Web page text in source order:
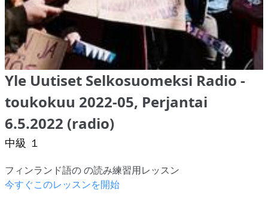
Yle Uutiset Selkosuomeksi Radio -
toukokuu 2022-05, Perjantai
6.5.2022 (radio)
中級 １
フィンランド語の の読み練習用レッスン
今すぐこのレッスンを開始